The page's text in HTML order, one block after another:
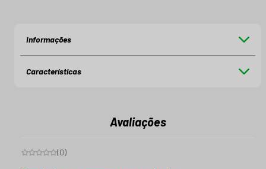
Informações
Características
Avaliações
(0)